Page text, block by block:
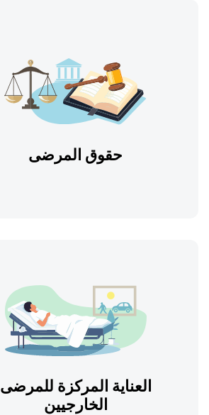
حقوق المرضى
العناية المركزة للمرضى
الخارجيين